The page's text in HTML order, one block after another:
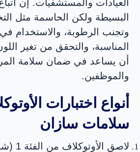
العيادات والمستشفيات. إن
البسيطة ولكن الحاسمة مثل
وتجنب الرطوبة، والاستخدام
المناسبة، والتحقق من تغير
أن يساعد في ضمان سلامة
والموظفين.
أنواع اختبارات
سلامات سازان
لاصق